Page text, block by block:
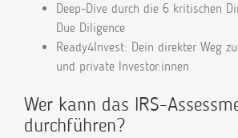
Deep-Dive durch die 6 kritischen
Due Diligence
Ready4Invest: Dein direkter Weg
und private Investor:innen
Wer kann das IRS-
durchführen?